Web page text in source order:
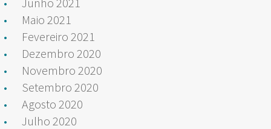
Maio 2021
Fevereiro 2021
Dezembro 2020
Novembro 2020
Setembro 2020
Agosto 2020
Julho 2020